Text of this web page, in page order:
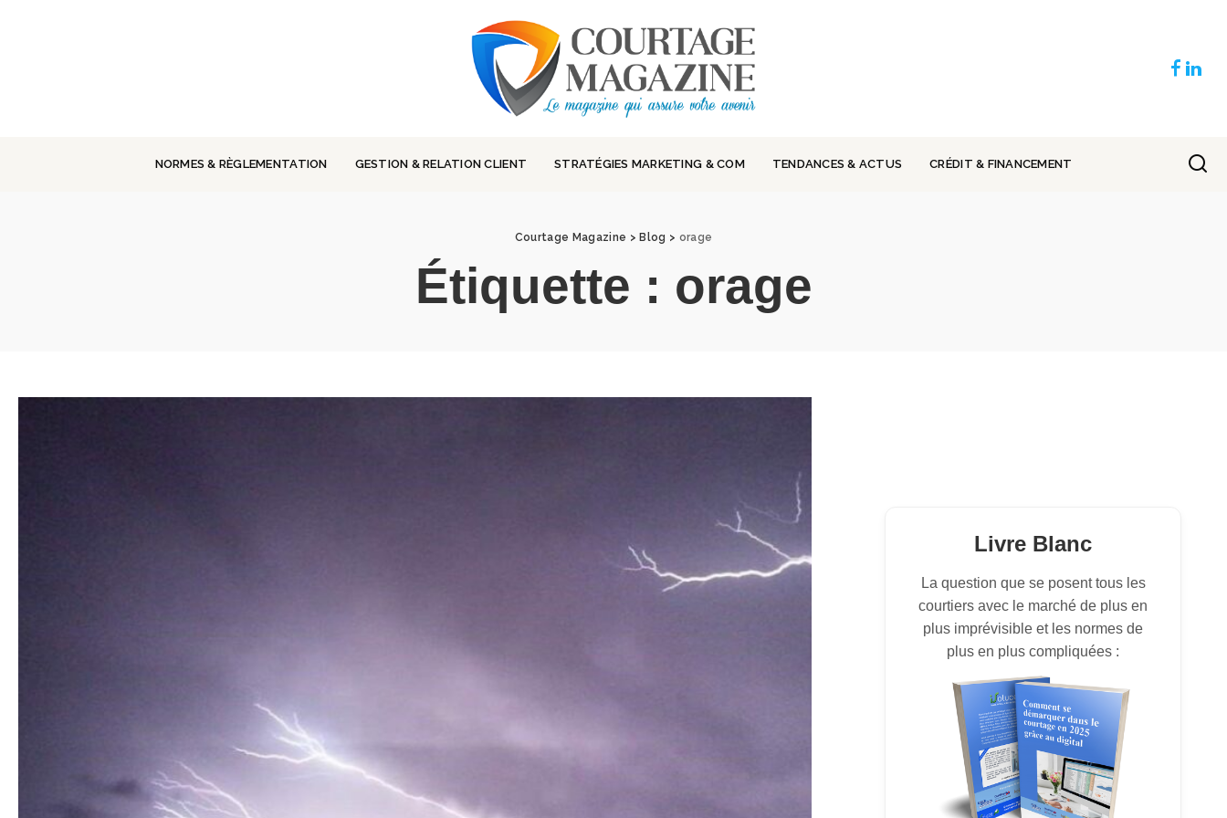
NORMES & RÈGLEMENTATION GESTION & RELATION CLIENT STRATÉGIES MARKETING & COM TENDANCES & ACTUS CRÉDIT & FINANCEMENT
Courtage Magazine > Blog > orage
Étiquette : orage
Livre Blanc
La question que se posent tous les
courtiers avec le marché de plus en
plus imprévisible et les normes de
plus en plus compliquées :